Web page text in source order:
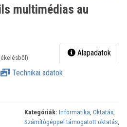
multimédias au
Alapadatok
Technikai adatok
Kategóriák: Informatika, Oktatás,
Számítógéppel támogatott oktatás,